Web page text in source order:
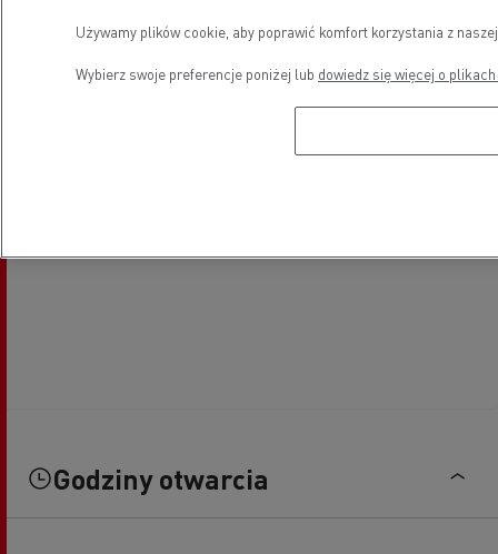
Godziny otwarcia
Używamy plików cookie, aby poprawić komfort korzystania z
Wybierz swoje preferencje poniżej lub dowiedz się więcej o